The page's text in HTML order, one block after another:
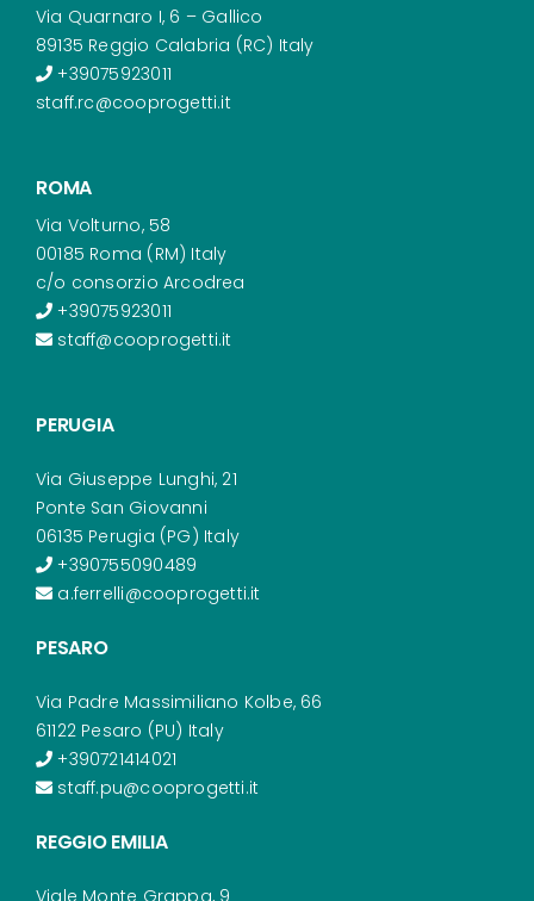
Via Quarnaro I, 6 – Gallico
89135 Reggio Calabria (RC) Italy
+39075923011
staff.rc@cooprogetti.it
ROMA
Via Volturno, 58
00185 Roma (RM) Italy
c/o consorzio Arcodrea
+39075923011
staff@cooprogetti.it
PERUGIA
Via Giuseppe Lunghi, 21
Ponte San Giovanni
06135 Perugia (PG) Italy
+390755090489
a.ferrelli@cooprogetti.it
PESARO
Via Padre Massimiliano Kolbe, 66
61122 Pesaro (PU) Italy
+390721414021
staff.pu@cooprogetti.it
REGGIO EMILIA